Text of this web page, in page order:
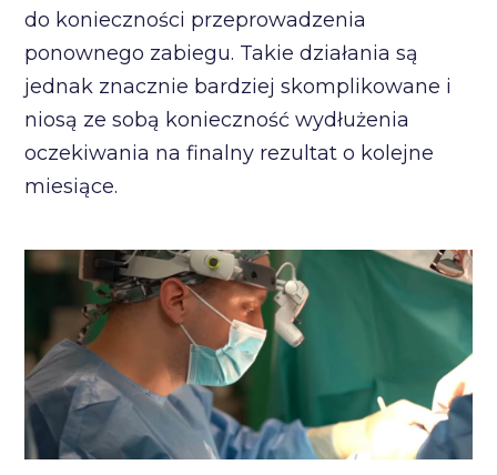
do konieczności przeprowadzenia
ponownego zabiegu. Takie działania są
jednak znacznie bardziej skomplikowane i
niosą ze sobą konieczność wydłużenia
oczekiwania na finalny rezultat o kolejne
miesiące.